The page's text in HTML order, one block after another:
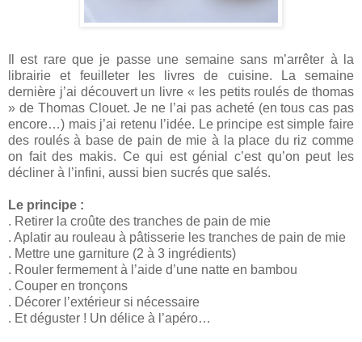
Il est rare que je passe une semaine sans m’arrêter à la
librairie et feuilleter les livres de cuisine. La semaine
dernière j’ai découvert un livre « les petits roulés de thomas
» de Thomas Clouet. Je ne l’ai pas acheté (en tous cas pas
encore…) mais j’ai retenu l’idée. Le principe est simple faire
des roulés à base de pain de mie à la place du riz comme
on fait des makis. Ce qui est génial c’est qu’on peut les
décliner à l’infini, aussi bien sucrés que salés.
Le principe :
. Retirer la croûte des tranches de pain de mie
. Aplatir au rouleau à pâtisserie les tranches de pain de mie
. Mettre une garniture (2 à 3 ingrédients)
. Rouler fermement à l’aide d’une natte en bambou
. Couper en tronçons
. Décorer l’extérieur si nécessaire
. Et déguster ! Un délice à l’apéro…